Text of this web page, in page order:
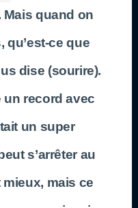
Mais quand on
qu’est-ce que
dise (sourire).
un record avec
un super
s’arrêter au
mais ce